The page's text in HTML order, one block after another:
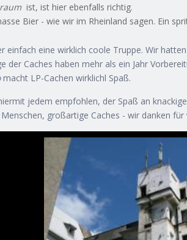
raum ist, ist hier ebenfalls richtig.
Bier - wie wir im Rheinland sagen. Ein
einfach eine wirklich coole Truppe. Wir
der Caches haben mehr als ein Jahr
macht LP-Cachen wirklichl Spaß.
jedem empfohlen, der Spaß an
großartige Caches - wir danken